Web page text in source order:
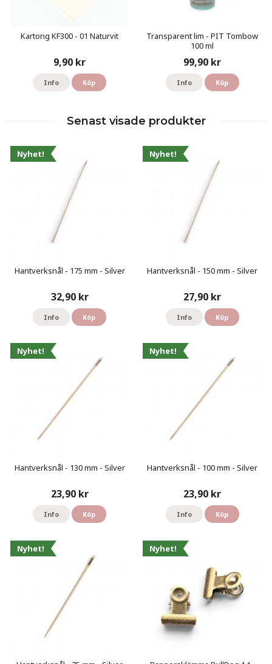
Kartong KF300 - 01 Naturvit
9,90 kr
Info Köp
Transparent lim - PIT Tombow
100 ml
99,90 kr
Info Köp
Senast visade produkter
Nyhet!
Hantverksnål - 175 mm - Silver
32,90 kr
Info Köp
Nyhet!
Hantverksnål - 150 mm - Silver
27,90 kr
Info Köp
Nyhet!
Hantverksnål - 130 mm - Silver
23,90 kr
Info Köp
Nyhet!
Hantverksnål - 100 mm - Silver
23,90 kr
Info Köp
Nyhet! Nyhet!